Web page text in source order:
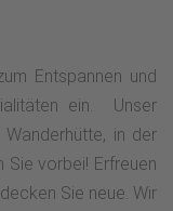
Entspannen und
ein. Unser
in der
Sie vorbei! Erfreuen
Sie neue. Wir